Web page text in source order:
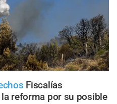
Fiscalías
reforma por su posible